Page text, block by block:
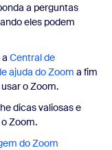
a perguntas
eles podem
Central de
ajuda do Zoom a fim
o Zoom.
dicas valiosas e
Zoom.
do Zoom